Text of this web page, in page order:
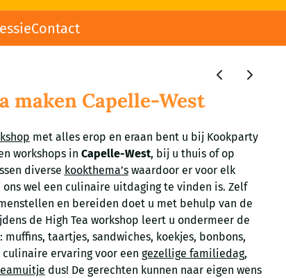
Contact
maken Capelle-West
met alles erop en eraan bent u bij Kookparty
workshops in Capelle-West, bij u thuis of op
diverse kookthema’swaardoor er voor elk
wel een culinaire uitdaging te vinden is. Zelf
en bereiden doet u met behulp van de
de High Tea workshop leert u ondermeer de
taartjes, sandwiches, koekjes, bonbons,
culinaire ervaring voor een gezellige familiedag,
dus! De gerechten kunnen naar eigen wens